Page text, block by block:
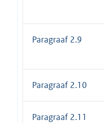
Paragraaf 2.9
Paragraaf 2.10
Paragraaf 2.11